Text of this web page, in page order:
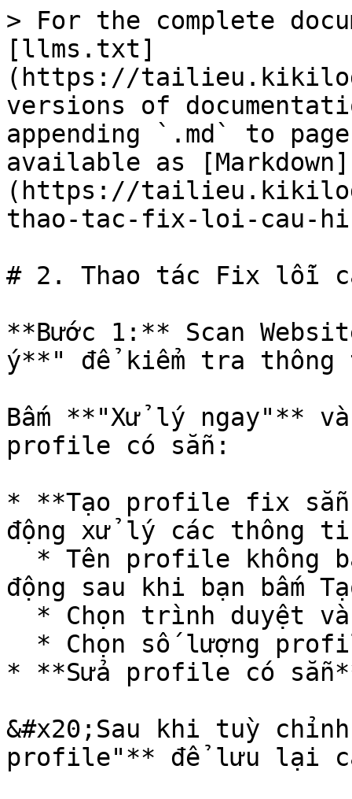
> For the complete
[llms.txt]
(https://
versions of
appending `.md` to
available as [Markdown]
(https://
thao-tac-fix-loi-cau-
# 2. Thao tác Fix lỗi
**Bước 1:** Scan
ý**" để kiểm tra thông
Bấm **"Xử lý ngay"**
profile có sẵn:
* **Tạo profile fix
động xử lý các thông
động sau khi bạn bấm
* **Sửa profile có
&#x20;Sau khi tuỳ
profile"** để lưu lại